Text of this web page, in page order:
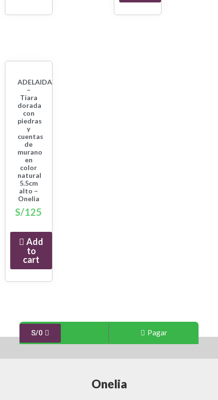
ADELAIDA
–
Tiara
dorada
con
piedras
y
cuentas
de
murano
en
color
natural
5.5cm
alto –
Onelia
S/125
Add
to
cart
S/0 Pagar
Onelia